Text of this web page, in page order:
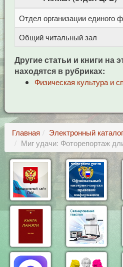
Отдел организации единого
Общий читальный зал
Другие статьи и книги на
находятся в рубриках:
Физическая культура и
Главная
Электронный каталог
Миг удачи: Фоторепортаж